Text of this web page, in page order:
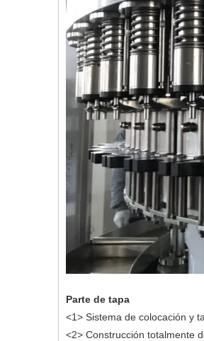
Parte de tapa
<1> Sistema de colocación y
<2> Construcción totalmente